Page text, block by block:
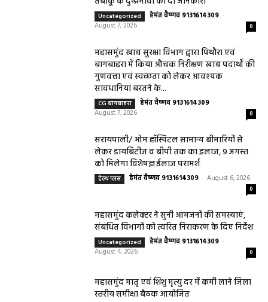
Uncategorized हेमंत वैष्णव 9131614309 -
August 7, 2026
0
महासमुंद खाद्य सुरक्षा विभाग द्वारा पिथौरा एवं
बागबाहरा में किया औचक निरीक्षण खाद्य पदार्थों की
गुणवत्ता एवं स्वच्छता को लेकर आवश्यक
सावधानियां बरतने के...
CG बागबाहरा हेमंत वैष्णव 9131614309 -
August 7, 2026
0
सरायपाली/ ओम हॉस्पिटल सामान्य बीमारियों से
लेकर डायबिटीज व बीपी तक का इलाज, 9 अगस्त
को मिलेगा विशेषज्ञ ईलाज परामर्श
हेल्थ प्लस हेमंत वैष्णव 9131614309 - August 6, 2026
0
महासमुंद कलेक्टर ने सुनी आमजनों की समस्याएं,
संबंधित विभागों को त्वरित निराकरण के दिए निर्देश
Uncategorized हेमंत वैष्णव 9131614309 -
August 4, 2026
0
महासमुंद मातृ एवं शिशु मृत्यु दर में कमी लाने जिला
स्तरीय समीक्षा बैठक आयोजित